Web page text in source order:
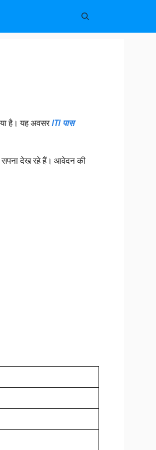
है। यह अवसरITI पास
देख रहे हैं। आवेदन की